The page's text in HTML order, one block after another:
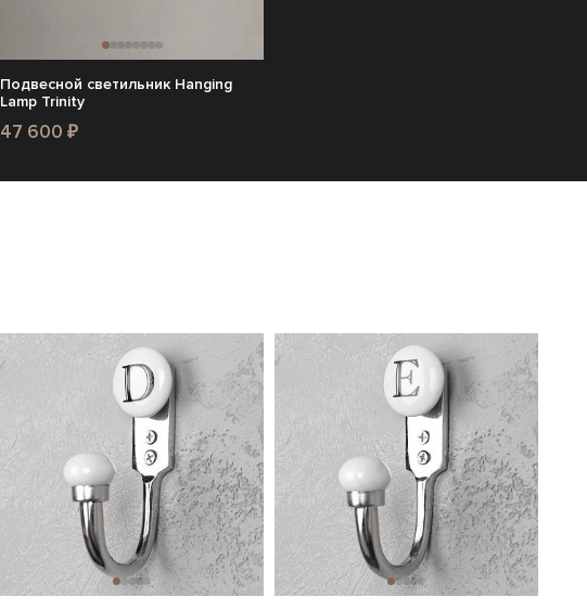
Подвесной светильник Hanging
Lamp Trinity
47 600 ₽